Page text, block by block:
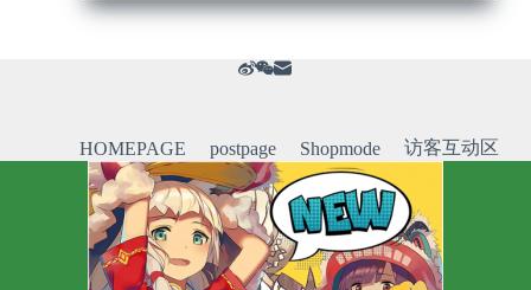
HOMEPAGE postpage Shopmode 访客互动区